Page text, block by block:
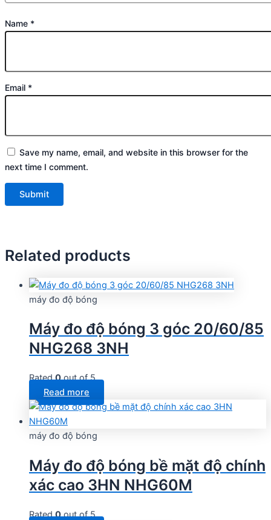
Name *
Email *
Save my name, email, and website in this browser for the
next time I comment.
Related products
máy đo độ bóng
Máy đo độ bóng 3 góc 20/60/85
NHG268 3NH
Rated0out of 5
Read more
máy đo độ bóng
Máy đo độ bóng bề mặt độ chính
xác cao 3HN NHG60M
Rated0out of 5